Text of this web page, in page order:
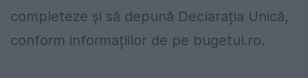
completeze și să depună Declarația Unică,
conform informațiilor de pe bugetul.ro.